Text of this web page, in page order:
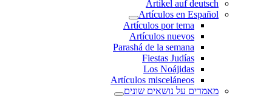
Artikel auf deutsch
Artículos en Español
Artículos por tema
Artículos nuevos
Parashá de la semana
Fiestas Judías
Los Noájidas
Artículos misceláneos
מאמרים על נושאים שונים